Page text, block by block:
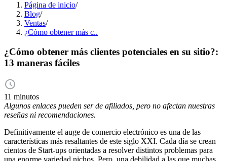
Página de inicio/
Blog/
Ventas/
¿Cómo obtener más c..
¿Cómo obtener más clientes potenciales en su sitio?:
13 maneras fáciles
11 minutos
Algunos enlaces pueden ser de afiliados, pero no afectan nuestras
reseñas ni recomendaciones.
Definitivamente el auge de comercio electrónico es una de las
características más resaltantes de este siglo XXI. Cada día se crean
cientos de Start-ups orientadas a resolver distintos problemas para